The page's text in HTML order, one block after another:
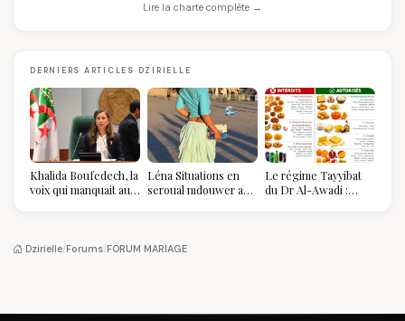
Lire la charte complète →
DERNIERS ARTICLES DZIRIELLE
Khalida Boufedech, la
voix qui manquait au
Léna Situations en
seroual mdouwer au
pièce mode de l'été
Le régime Tayyibat
du Dr Al-Awadi :
Dzirielle/Forums/FORUM MARIAGE